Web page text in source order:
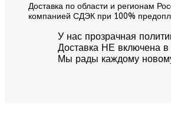
Доставка по области и регионам
компанией СДЭК при 100%
У нас прозрачная
Доставка НЕ включена в
Мы рады каждому